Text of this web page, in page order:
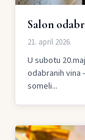
Salon
21. april 2026.
U subotu
odabranih vina
someli...